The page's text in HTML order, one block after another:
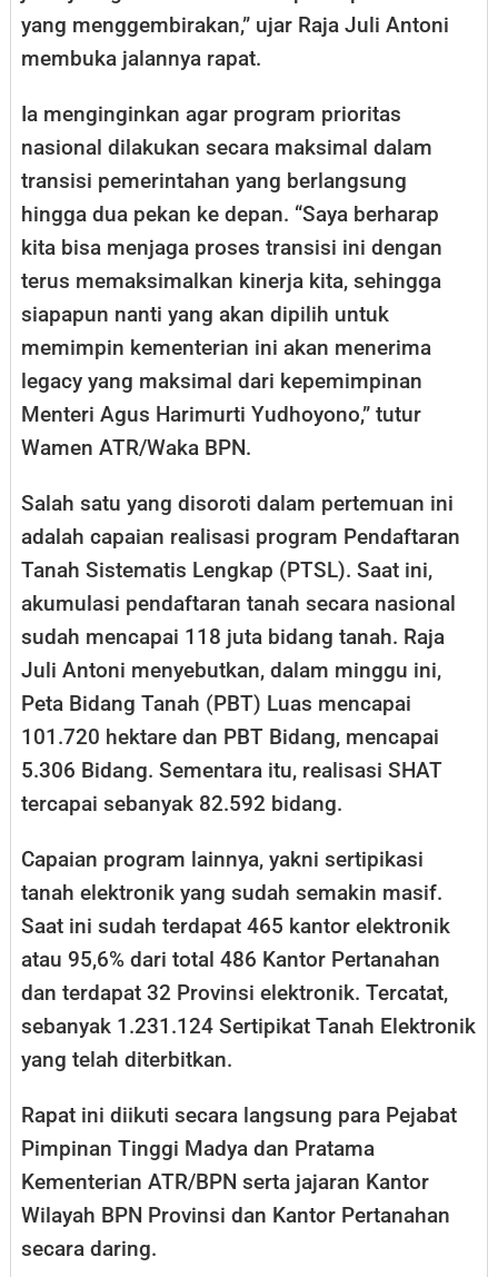
yang menggembirakan,” ujar Raja Juli Antoni
membuka jalannya rapat.
Ia menginginkan agar program prioritas
nasional dilakukan secara maksimal dalam
transisi pemerintahan yang berlangsung
hingga dua pekan ke depan. “Saya berharap
kita bisa menjaga proses transisi ini dengan
terus memaksimalkan kinerja kita, sehingga
siapapun nanti yang akan dipilih untuk
memimpin kementerian ini akan menerima
legacy yang maksimal dari kepemimpinan
Menteri Agus Harimurti Yudhoyono,” tutur
Wamen ATR/Waka BPN.
Salah satu yang disoroti dalam pertemuan ini
adalah capaian realisasi program Pendaftaran
Tanah Sistematis Lengkap (PTSL). Saat ini,
akumulasi pendaftaran tanah secara nasional
sudah mencapai 118 juta bidang tanah. Raja
Juli Antoni menyebutkan, dalam minggu ini,
Peta Bidang Tanah (PBT) Luas mencapai
101.720 hektare dan PBT Bidang, mencapai
5.306 Bidang. Sementara itu, realisasi SHAT
tercapai sebanyak 82.592 bidang.
Capaian program lainnya, yakni sertipikasi
tanah elektronik yang sudah semakin masif.
Saat ini sudah terdapat 465 kantor elektronik
atau 95,6% dari total 486 Kantor Pertanahan
dan terdapat 32 Provinsi elektronik. Tercatat,
sebanyak 1.231.124 Sertipikat Tanah Elektronik
yang telah diterbitkan.
Rapat ini diikuti secara langsung para Pejabat
Pimpinan Tinggi Madya dan Pratama
Kementerian ATR/BPN serta jajaran Kantor
Wilayah BPN Provinsi dan Kantor Pertanahan
secara daring.